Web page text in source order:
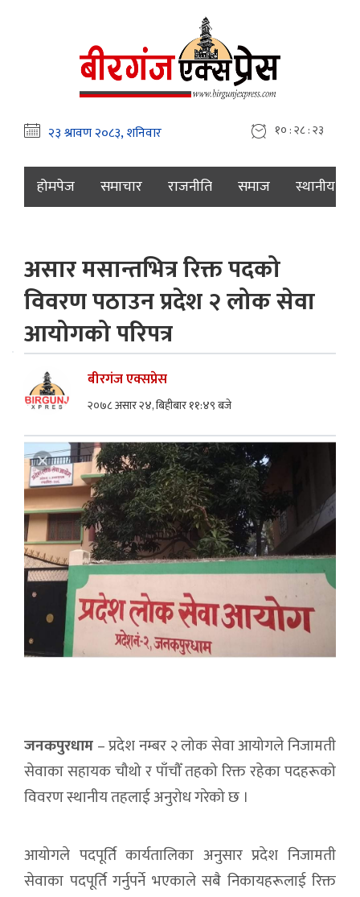
१० : २८ : २४
होमपेज समाचार राजनीति समाज स्थानीय
असार मसान्तभित्र रिक्त पदको
विवरण पठाउन प्रदेश २ लोक सेवा
आयोगको परिपत्र
बीरगंज एक्सप्रेस
२०७८ असार २४, बिहीबार ११:४९ बजे
जनकपुरधाम– प्रदेश नम्बर २ लोक सेवा आयोगले निजामती
सेवाका सहायक चौथो र पाँचौँ तहको रिक्त रहेका पदहरूको
विवरण स्थानीय तहलाई अनुरोध गरेको छ ।
आयोगले पदपूर्ति कार्यतालिका अनुसार प्रदेश निजामती
सेवाका पदपूर्ति गर्नुपर्ने भएकाले सबै निकायहरूलाई रिक्त